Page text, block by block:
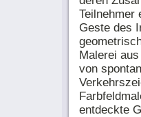
Teilnehmer
Geste des
Malerei
von
entdeckte